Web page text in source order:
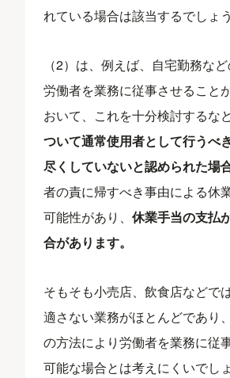
れている場合は該当するでしょう
（2）は、例えば、自宅勤務な
労働者を業務に従事させること
おいて、これを十分検討するな
ついて通常使用者として行うべ
尽くしていないと認められた場合
者の責に帰すべき事由による休
可能性があり、休業手当の支払
合があります。
そもそも小売店、飲食店などで
適さない業務がほとんどであり
の方法により労働者を業務に従
可能な場合とは考えにくいでしょ